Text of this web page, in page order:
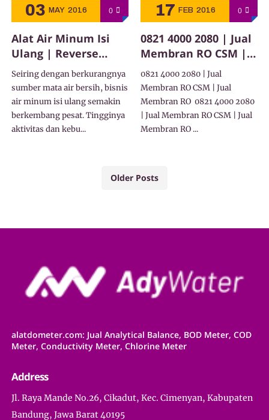
03 MAY 2016 0
Alat Air Minum Isi
Ulang | Reverse
Osmosis
Seiring dengan berkurangnya
sumber mata air bersih, bisnis
air minum isi ulang semakin
berkembang pesat. Tingginya
aktivitas dan kebu...
17 FEB 2016 0
0821 4000 2080 | Jual
Membran RO CSM |
Jual Membran RO
0821 4000 2080 | Jual
Membran RO CSM | Jual
Membran RO 0821 4000 2080
| Jual Membran RO CSM | Jual
Membran RO ...
Older Posts
alatdometer.com: Jual Analytical Balance, BOD Meter, COD
Meter, Conductivity Meter, Chlorine Meter
Address
Jl. Raya Mande No.26, Cikadut, Kec. Cimenyan, Kabupaten
Bandung, Jawa Barat 40195